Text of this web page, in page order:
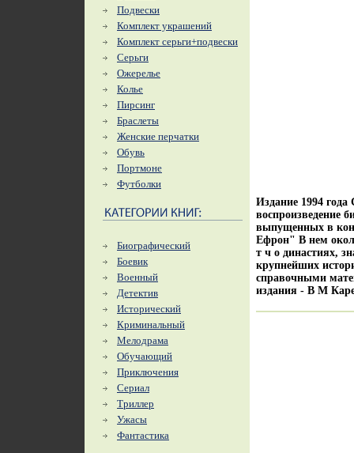
Подвески
Комплект украшений
Комплект серьги+подвески
Серьги
Ожерелье
Колье
Пирсинг
Браслеты
Женские перчатки
Обувь
Портмоне
Футболки
Биографический
Боевик
Военный
Детектив
Исторический
Криминальный
Мелодрама
Обучающий
Приключения
Сериал
Триллер
Ужасы
Фантастика
Издание 1994
воспроизведение
выпущенных в
Ефрон" В нем
т ч о династиях,
крупнейших
справочными
издания - В М